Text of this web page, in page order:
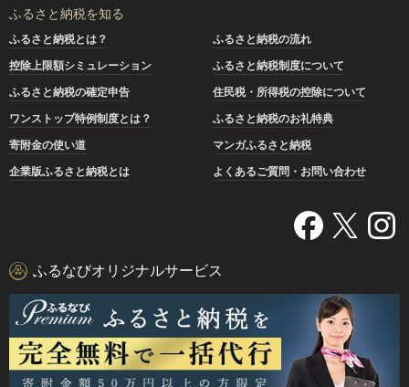
ふるさと納税を知る
ふるさと納税とは？
ふるさと納税の流れ
控除上限額シミュレーション
ふるさと納税制度について
ふるさと納税の確定申告
住民税・所得税の控除について
ワンストップ特例制度とは？
ふるさと納税のお礼特典
寄附金の使い道
マンガふるさと納税
企業版ふるさと納税とは
よくあるご質問・お問い合わせ
ふるなびオリジナルサービス